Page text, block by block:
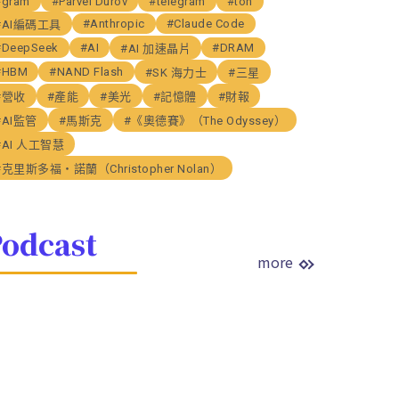
編碼工具
#Anthropic
#Claude Code
#AI #AI 加速晶片
#DRAM
#NAND Flash #SK 海力士
#三星
收
#產能 #美光 #記憶體
#財報
監管
#馬斯克
#《奧德賽》（The Odyssey）
人工智慧
里斯多福・諾蘭（Christopher Nolan）
more